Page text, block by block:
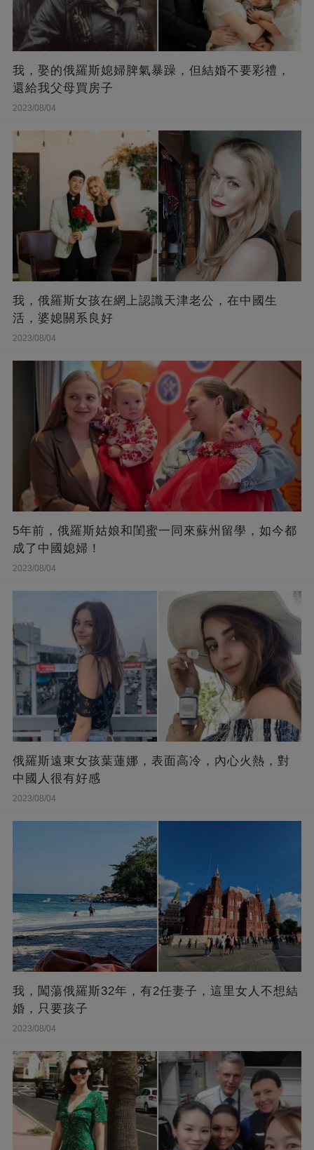
我，娶的俄羅斯媳婦脾氣暴躁，但結婚不要彩禮，
還給我父母買房子
2023/08/04
我，俄羅斯女孩在網上認識天津老公，在中國生
活，婆媳關系良好
2023/08/04
5年前，俄羅斯姑娘和閨蜜一同來蘇州留學，如今都
成了中國媳婦！
2023/08/04
俄羅斯遠東女孩葉蓮娜，表面高冷，內心火熱，對
中國人很有好感
2023/08/04
我，闖蕩俄羅斯32年，有2任妻子，這里女人不想結
婚，只要孩子
2023/08/04